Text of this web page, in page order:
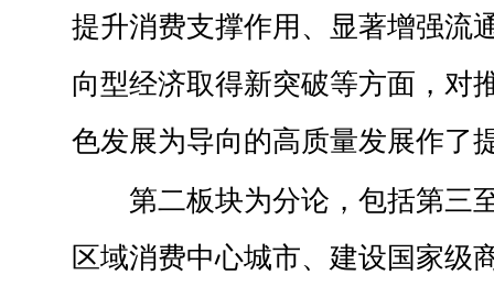
提升消费支撑作用、显著增强流
向型经济取得新突破等方面，对
色发展为导向的高质量发展作了
第二板块为分论，包括第三
区域消费中心城市、建设国家级